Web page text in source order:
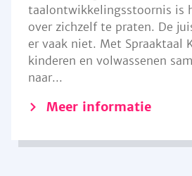
taalontwikkelingsstoornis is
over zichzelf te praten. De
er vaak niet. Met Spraaktaal
kinderen en volwassenen
naar...
Meer informatie